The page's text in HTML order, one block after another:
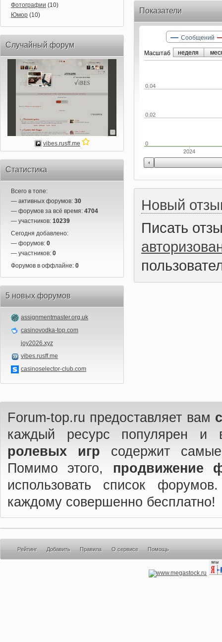
Фотографии (10)
Юмор (10)
Случайный форум
vibes.rusff.me
Статистика
Всего в топе:
— активных форумов: 30
— форумов за всё время: 4704
— участников: 10239
Сегодня добавлено:
— форумов: 0
— участников: 0
Форумов в оффлайне: 0
5 новых форумов
assignmentmaster.org.uk
casinovodka-top.com
joy2026.xyz
vibes.rusff.me
casinoselector-club.com
Показатели
Маcштаб
2024
0
0.02
0.04
Сообщений
неделя
Новый
Писать
Forum-top.ru предоставляет вам
каждый ресурс популярен
ролевых игр содержит
Помимо этого, продвижение
использовать список
каждому совершенно бесплатно!
Рейтинг Добавить Правила О сервисе Помощь